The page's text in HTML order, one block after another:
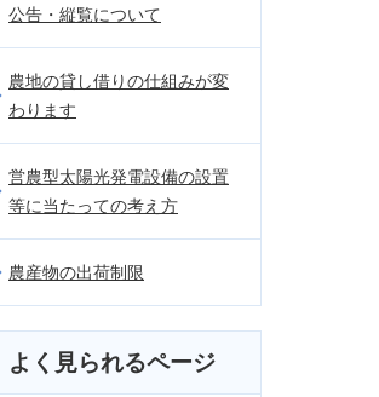
公告・縦覧について
農地の貸し借りの仕組みが変
わります
営農型太陽光発電設備の設置
等に当たっての考え方
農産物の出荷制限
よく見られるページ